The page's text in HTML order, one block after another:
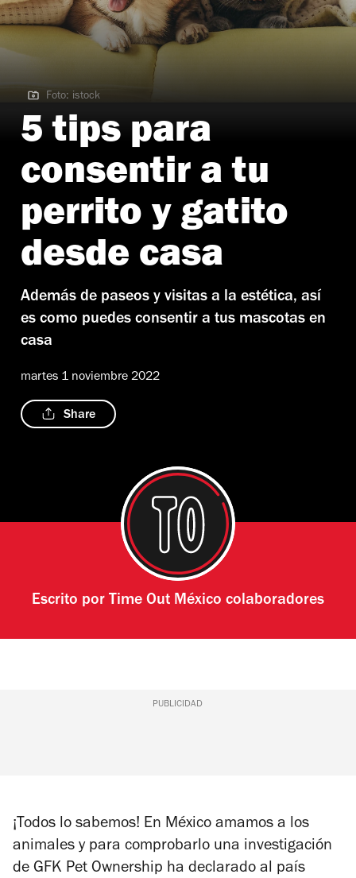
Foto: istock
Foto: istock
5 tips para
consentir a tu
perrito y gatito
desde casa
Además de paseos y visitas a la estética, así
es como puedes consentir a tus mascotas en
casa
martes 1 noviembre 2022
Share
Escrito por Time Out México colaboradores
PUBLICIDAD
¡Todos lo sabemos! En México amamos a los
animales y para comprobarlo una investigación
de GFK Pet Ownership ha declarado al país